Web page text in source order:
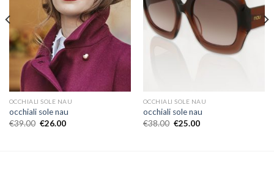
OCCHIALI SOLE NAU
occhiali sole nau
€39.00 €26.00
OCCHIALI SOLE NAU
occhiali sole nau
€38.00 €25.00